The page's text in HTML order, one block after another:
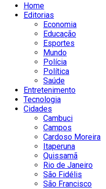
Home
Editorias
Economia
Educação
Esportes
Mundo
Polícia
Política
Saúde
Entretenimento
Tecnologia
Cidades
Cambuci
Campos
Cardoso Moreira
Itaperuna
Quissamã
Rio de Janeiro
São Fidélis
São Francisco